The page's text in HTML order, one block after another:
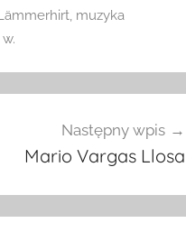
, muzyka
Następny wpis
Mario Vargas Llosa